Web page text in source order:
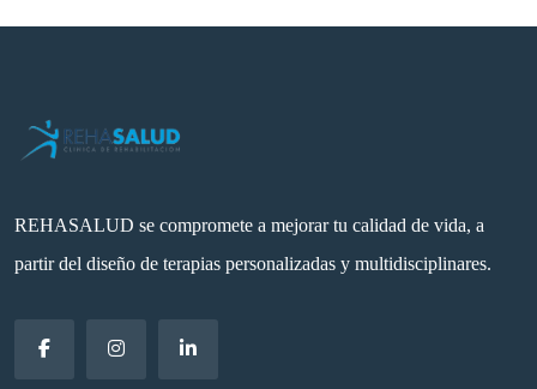
REHASALUD se compromete a mejorar tu calidad de vida, a
partir del diseño de terapias personalizadas y multidisciplinares.